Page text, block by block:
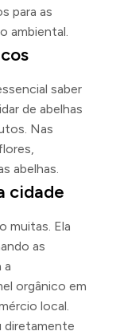
para as
ambiental.
saber
de abelhas
Nas
abelhas.
cidade
muitas. Ela
as
a
orgânico em
local.
diretamente